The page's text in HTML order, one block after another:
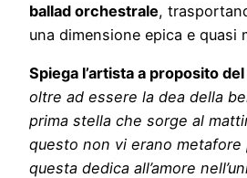
ballad orchestrale,
una dimensione epica e quasi
Spiega l’artista a proposito
oltre ad essere la dea della
prima stella che sorge al
questo non vi erano metafore
questa dedica all’amore